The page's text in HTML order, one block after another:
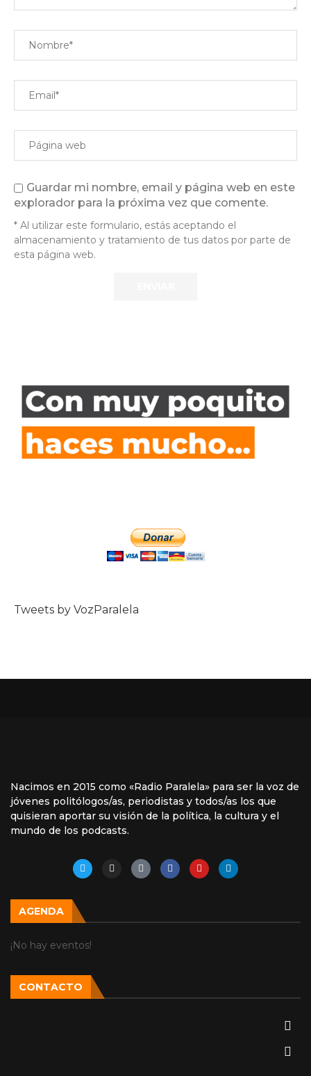
Guardar mi nombre, email y página web en este
explorador para la próxima vez que comente.
* Al utilizar este formulario, estás aceptando el
almacenamiento y tratamiento de tus datos por parte de
esta página web.
Tweets by VozParalela
Nacimos en 2015 como «Radio Paralela» para ser la voz de
jóvenes politólogos/as, periodistas y todos/as los que
quisieran aportar su visión de la política, la cultura y el
mundo de los podcasts.
AGENDA
¡No hay eventos!
CONTACTO